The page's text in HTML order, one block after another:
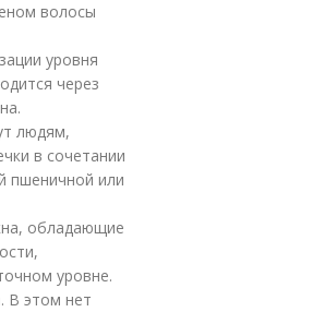
волосы
уровня
через
людям,
в сочетании
пшеничной или
обладающие
уровне.
В этом нет